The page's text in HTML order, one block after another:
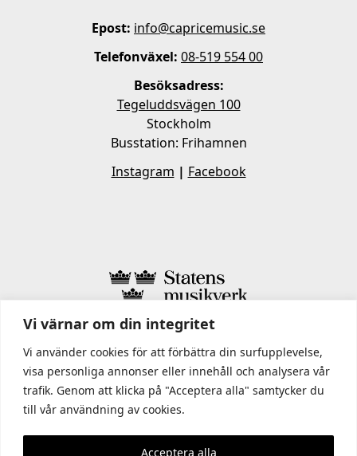
Vi värnar om din integritet
Vi använder cookies för att förbättra din surfupplevelse,
visa personliga annonser eller innehåll och analysera vår
trafik. Genom att klicka på "Acceptera alla" samtycker du
till vår användning av cookies.
Acceptera alla
Epost: info@capricemusic.se
Telefonväxel: 08-519 554 00
Besöksadress:
Tegeluddsvägen 100
Stockholm
Busstation: Frihamnen
Instagram | Facebook
I STATENS MUSIKVERK INGÅR